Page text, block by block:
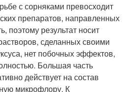
с сорняками превосходит
препаратов, направленных
поэтому результат носит
сделанных своими
нет побочных эффектов,
Большая часть
действует на состав
микрофлору. К